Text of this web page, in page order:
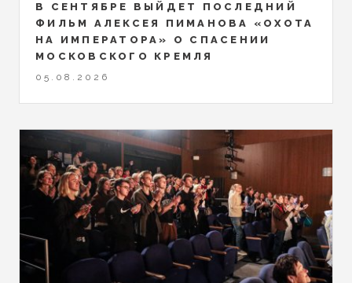
В СЕНТЯБРЕ ВЫЙДЕТ ПОСЛЕДНИЙ
ФИЛЬМ АЛЕКСЕЯ ПИМАНОВА «ОХОТА
НА ИМПЕРАТОРА» О СПАСЕНИИ
МОСКОВСКОГО КРЕМЛЯ
05.08.2026